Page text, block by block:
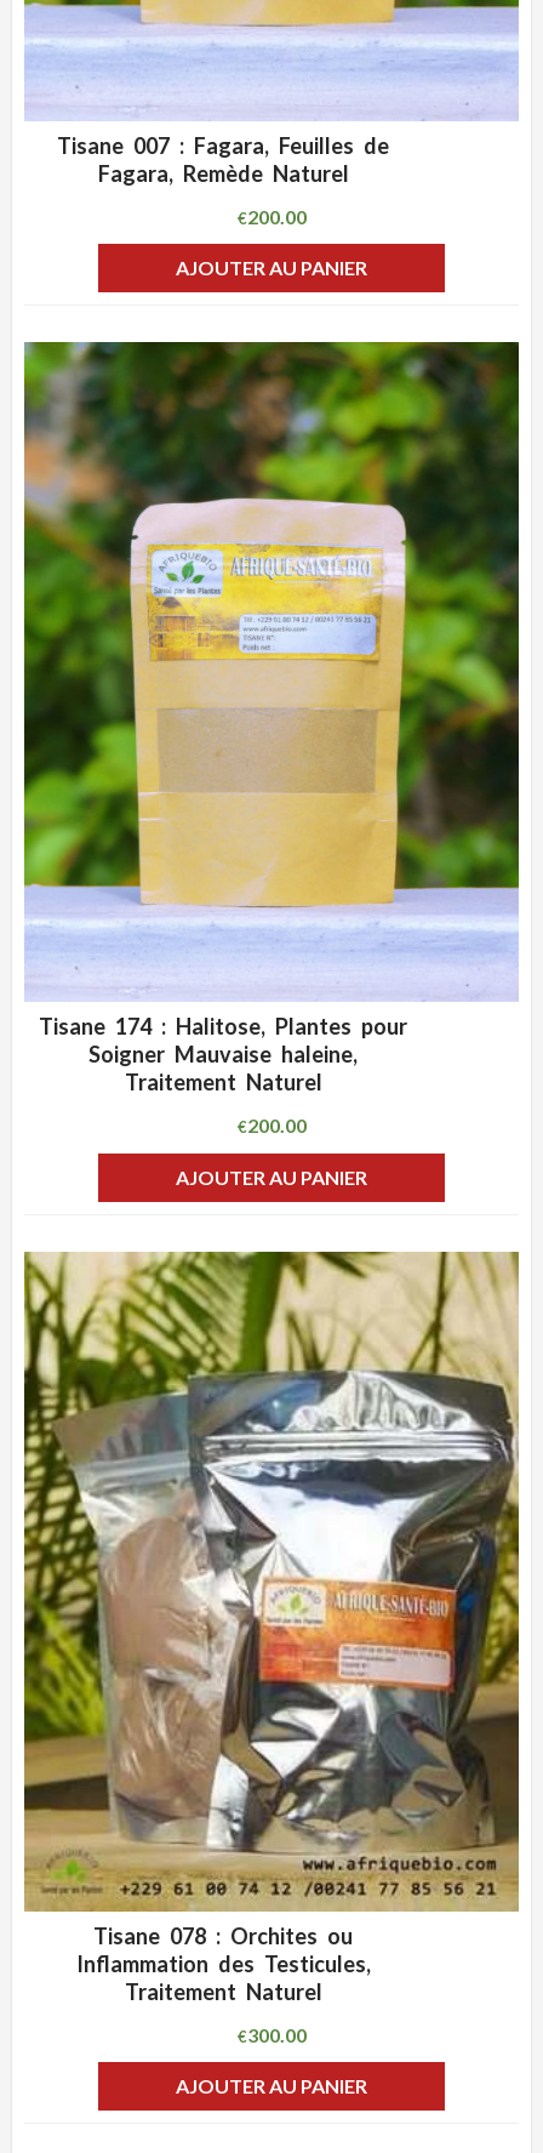
ADD WISHLIST
Tisane 007 : Fagara, Feuilles de
Fagara, Remède Naturel
€200.00
AJOUTER AU PANIER
ADD WISHLIST
Tisane 174 : Halitose, Plantes pour
Soigner Mauvaise haleine,
Traitement Naturel
€200.00
AJOUTER AU PANIER
ADD WISHLIST
Tisane 078 : Orchites ou
Inflammation des Testicules,
Traitement Naturel
€300.00
AJOUTER AU PANIER